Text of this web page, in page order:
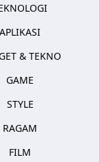
APLIKASI
& TEKNO
GAME
STYLE
RAGAM
FILM